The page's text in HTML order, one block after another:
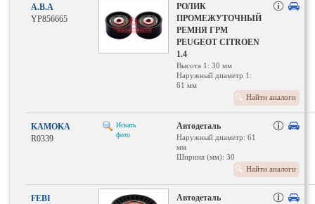
A.B.A
YP856665
РОЛИК
ПРОМЕЖУТОЧНЫЙ
РЕМНЯ ГРМ
PEUGEOT CITROEN
1.4
Высота 1: 30 мм
Наружный диаметр 1:
61 мм
Найти аналоги
KAMOKA
R0339
Искать
фото
Автодеталь
Наружный диаметр: 61
мм
Ширина (мм): 30
Найти аналоги
FEBI
Автодеталь